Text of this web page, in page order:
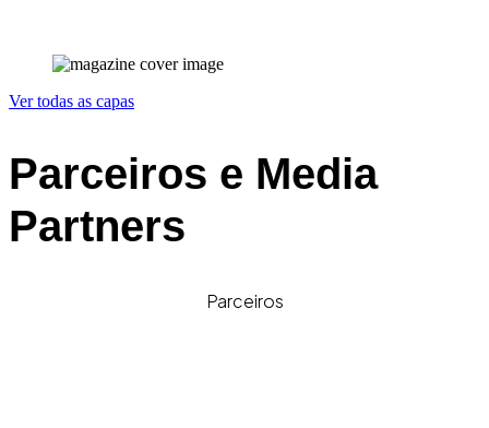
Ver todas as capas
Parceiros e Media
Partners
Parceiros